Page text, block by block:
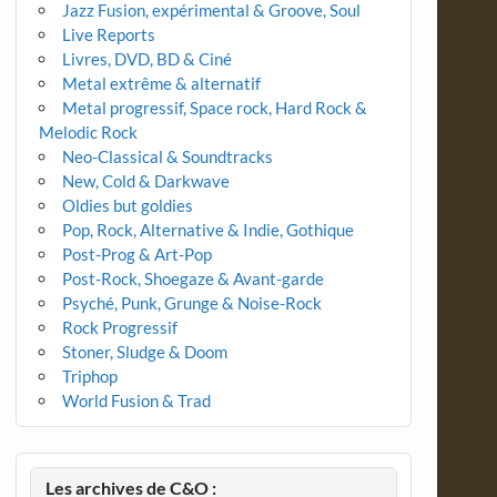
Jazz Fusion, expérimental & Groove, Soul
Live Reports
Livres, DVD, BD & Ciné
Metal extrême & alternatif
Metal progressif, Space rock, Hard Rock &
Melodic Rock
Neo-Classical & Soundtracks
New, Cold & Darkwave
Oldies but goldies
Pop, Rock, Alternative & Indie, Gothique
Post-Prog & Art-Pop
Post-Rock, Shoegaze & Avant-garde
Psyché, Punk, Grunge & Noise-Rock
Rock Progressif
Stoner, Sludge & Doom
Triphop
World Fusion & Trad
Les archives de C&O :